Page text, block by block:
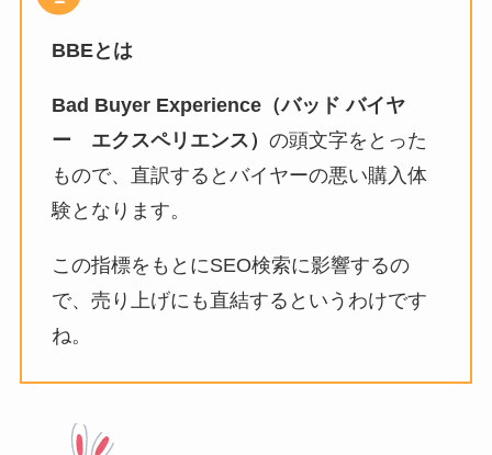
BBEとは
Bad Buyer Experience（バッド バイヤ
ー エクスペリエンス） の頭文字をとった
もので、直訳するとバイヤーの悪い購入体
験となります。
この指標をもとにSEO検索に影響するの
で、売り上げにも直結するというわけです
ね。